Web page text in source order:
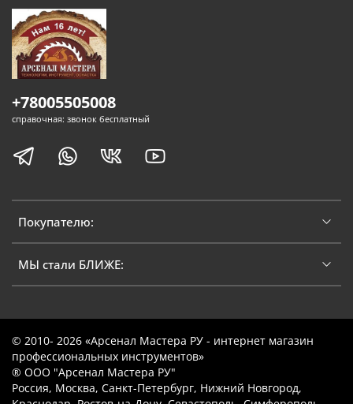
Покупателю:
МЫ стали БЛИЖЕ:
+78005505008
справочная: звонок бесплатный
© 2010- 2026 «Арсенал Мастера РУ - интернет магазин
профессиональных инструментов»
® ООО "Арсенал Мастера РУ"
Россия, Москва, Санкт-Петербург, Нижний Новгород,